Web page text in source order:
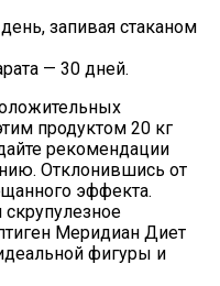
запивая стаканом
— 30 дней.
продуктом 20 кг
рекомендации
Отклонившись от
эффекта.
Меридиан Диет
фигуры и